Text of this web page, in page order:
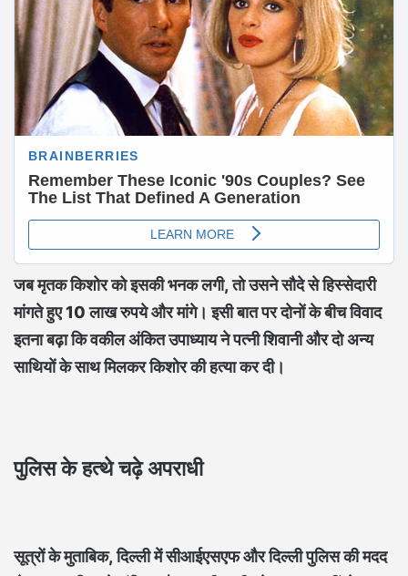
जब मृतक किशोर को इसकी भनक लगी, तो उसने सौदे से हिस्सेदारी
मांगते हुए 10 लाख रुपये और मांगे। इसी बात पर दोनों के बीच विवाद
इतना बढ़ा कि वकील अंकित उपाध्याय ने पत्नी शिवानी और दो अन्य
साथियों के साथ मिलकर किशोर की हत्या कर दी।
पुलिस के हत्थे चढ़े अपराधी
सूत्रों के मुताबिक, दिल्ली में सीआईएसएफ और दिल्ली पुलिस की मदद